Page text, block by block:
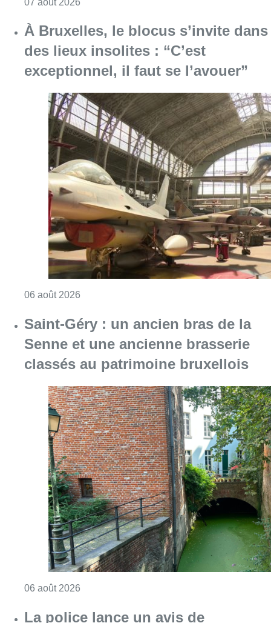
À Bruxelles, le blocus s’invite dans
des lieux insolites : “C’est
exceptionnel, il faut se l’avouer”
06 août 2026
Saint-Géry : un ancien bras de la
Senne et une ancienne brasserie
classés au patrimoine bruxellois
06 août 2026
La police lance un avis de